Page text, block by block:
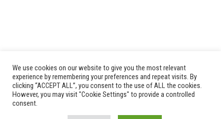
© 2026 Alle rechten voorbehouden door Bredenhof |
We use cookies on our website to give you the most relevant
experience by remembering your preferences and repeat visits. By
clicking “ACCEPT ALL”, you consent to the use of ALL the cookies.
However, you may visit "Cookie Settings" to provide a controlled
consent.